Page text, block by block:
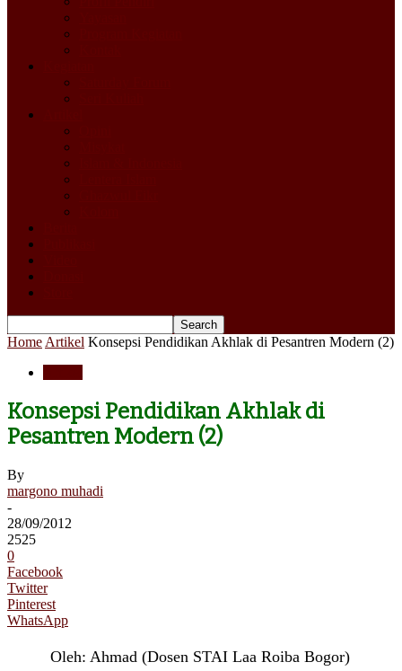
Home Artikel Konsepsi Pendidikan Akhlak di Pesantren Modern (2)
Konsepsi Pendidikan Akhlak di
Pesantren Modern (2)
By
margono muhadi
-
28/09/2012
2525
0
Facebook
Twitter
Pinterest
WhatsApp
Oleh: Ahmad (Dosen STAI Laa Roiba Bogor)